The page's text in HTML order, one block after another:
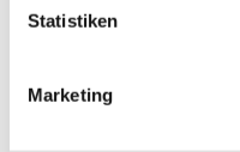
Statistiken
Marketing